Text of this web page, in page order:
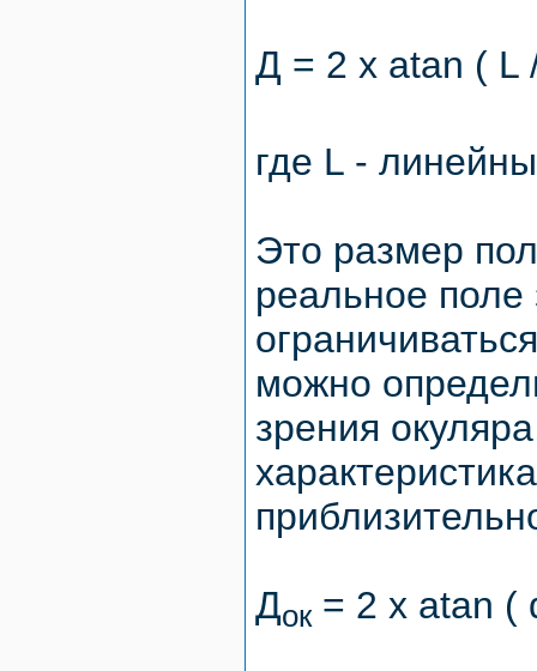
Д = 2 x atan ( L
где L -
Это размер
реальное
можно
зрения
Док= 2 x atan (